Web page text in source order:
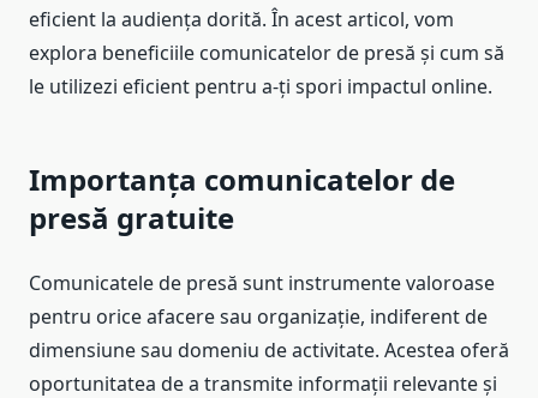
eficient la audiența dorită. În acest articol, vom
explora beneficiile comunicatelor de presă și cum să
le utilizezi eficient pentru a-ți spori impactul online.
Importanța comunicatelor de
presă gratuite
Comunicatele de presă sunt instrumente valoroase
pentru orice afacere sau organizație, indiferent de
dimensiune sau domeniu de activitate. Acestea oferă
oportunitatea de a transmite informații relevante și